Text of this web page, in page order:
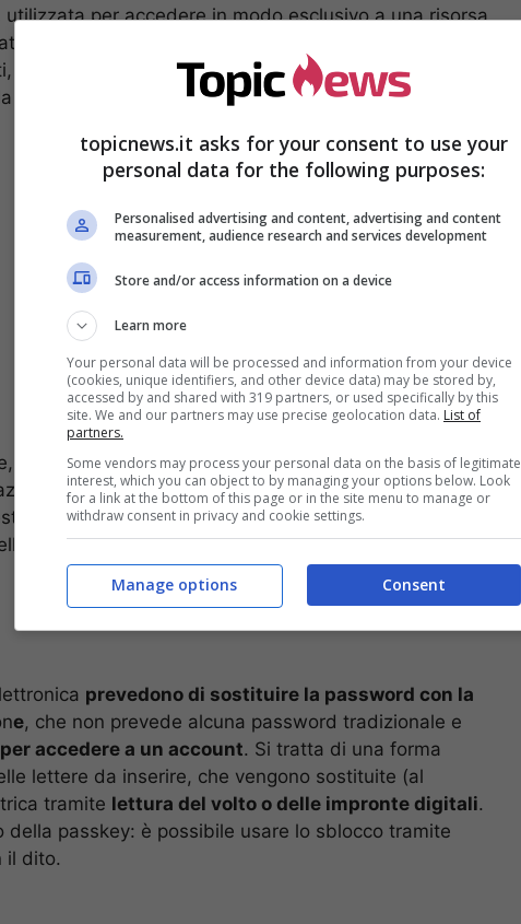
per accedere in modo esclusivo a una risorsa
computer, connessione internet, casella della posta
ecc., o per effettuare operazioni di cifratura. Si parla
chiave è costituita da una frase o da una sequenza
costituiscono, ad oggi, la classica coppia di
La password non è affatto sicura, in realtà,
credenziali nei propri server, che vengono poi
informazioni sugli utenti dei siti, credenziali
prevedono di sostituire la password con la
e, che non prevede alcuna password tradizionale e
accedere a un account. Si tratta di una forma
lettere da inserire, che vengono sostituite (al
tramite lettura del volto o delle impronte digitali.
della passkey: è possibile usare lo sblocco tramite
il dito.
topicnews.it asks for your consent to use your
personal data for the following purposes:
Personalised advertising and content, advertising and content
measurement, audience research and services development
Store and/or access information on a device
Learn more
Your personal data will be processed and information from your device
(cookies, unique identifiers, and other device data) may be stored by,
accessed by and shared with 319 partners, or used specifically by this
site. We and our partners may use precise geolocation data. List of
partners.
Some vendors may process your personal data on the basis of legitimate
interest, which you can object to by managing your options below. Look
for a link at the bottom of this page or in the site menu to manage or
withdraw consent in privacy and cookie settings.
Consent
Manage options